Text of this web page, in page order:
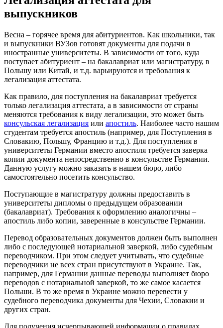
выпускников
Весна – горячее время для абитуриентов. Как школьники, так
и выпускники ВУЗов готовят документы для подачи в
иностранные университеты. В зависимости от того, куда
поступает абитуриент – на бакалавриат или магистратуру, в
Польшу или Китай, и т.д. варьируются и требования к
легализация аттестата.
Как правило, для поступления на бакалавриат требуется
только легализация аттестата, а в зависимости от страны
меняются требования к виду легализации, это может быть
консульская легализация или апостиль. Наиболее часто нашим
студентам требуется апостиль (например, для Поступления в
Словакию, Польшу, Францию и т.д.). Для поступления в
университеты Германии вместо апостиля требуется заверка
копии документа непосредственно в консульстве Германии.
Данную услугу можно заказать в нашем бюро, либо
самостоятельно посетить консульство.
Поступающие в магистратуру должны предоставить в
университеты дипломы о предыдущем образовании
(бакалавриат). Требования к оформлению аналогичны –
апостиль либо копии, заверенные в консульстве Германии.
Перевод образовательных документов должен быть выполнен
либо с последующей нотариальной заверкой, либо судебным
переводчиком. При этом следует учитывать, что судебные
переводчики не всех стран присутствуют в Украине. Так,
например, для Германии данные переводы выполняет бюро
переводов с нотариальной заверкой, то же самое касается
Польши. В то же время в Украине можно перевести у
судебного переводчика документы для Чехии, Словакии и
других стран.
Для получения исчерпывающей информации о правилах